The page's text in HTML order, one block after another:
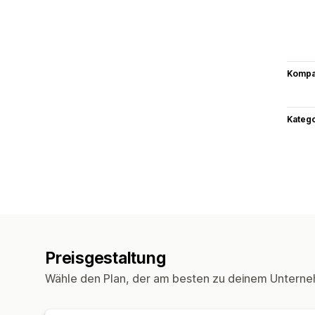
Preisgestaltung
Wähle den Plan, der am besten zu deinem